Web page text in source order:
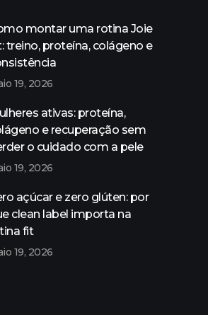
montar uma rotina Joie
treino, proteína, colágeno e
19, 2026
ativas: proteína,
e recuperação sem
o cuidado com a pele
19, 2026
açúcar e zero glúten: por
clean label importa na
fit
19, 2026